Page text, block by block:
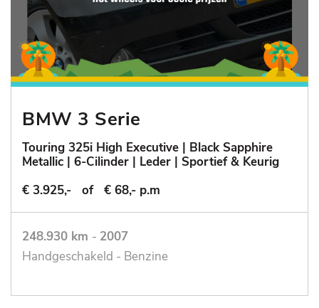
BMW 3 Serie
Touring 325i High Executive | Black Sapphire
Metallic | 6-Cilinder | Leder | Sportief & Keurig
€ 3.925,-
of € 68,- p.m
248.930 km - 2007
Handgeschakeld - Benzine